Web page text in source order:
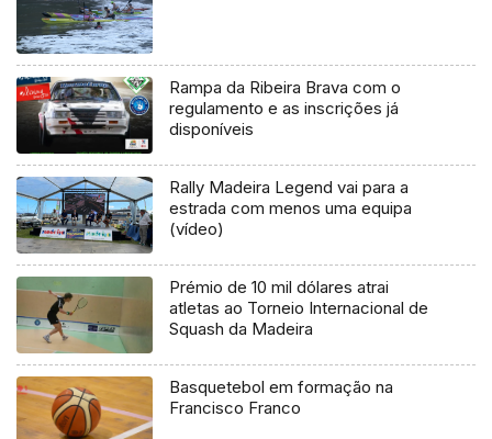
Rampa da Ribeira Brava com o
regulamento e as inscrições já
disponíveis
Rally Madeira Legend vai para a
estrada com menos uma equipa
(vídeo)
Prémio de 10 mil dólares atrai
atletas ao Torneio Internacional de
Squash da Madeira
Basquetebol em formação na
Francisco Franco